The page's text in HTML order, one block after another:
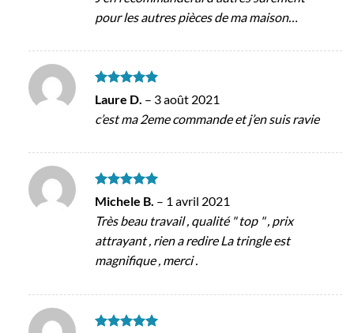
pour les autres pièces de ma maison…
Note5sur
5
Laure D. – 3 août 2021
c’est ma 2eme commande et j’en suis ravie
Note5sur
5
Michele B. – 1 avril 2021
Très beau travail , qualité " top " , prix
attrayant , rien a redire La tringle est
magnifique , merci .